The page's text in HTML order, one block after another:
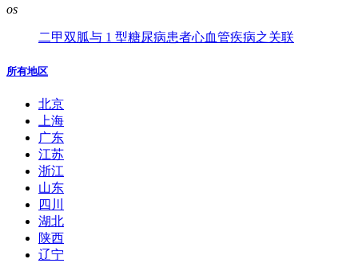
os
二甲双胍与 1 型糖尿病患者心血管疾病之关联
所有地区
北京
上海
广东
江苏
浙江
山东
四川
湖北
陕西
辽宁